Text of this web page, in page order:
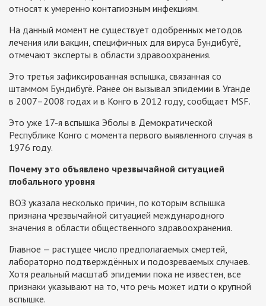
относят к умеренно контагиозным инфекциям.
На данный момент не существует одобренных методов
лечения или вакцин, специфичных для вируса Бундибугё,
отмечают эксперты в области здравоохранения.
Это третья зафиксированная вспышка, связанная со
штаммом Бундибугё. Ранее он вызывал эпидемии в Уганде
в 2007–2008 годах и в Конго в 2012 году, сообщает MSF.
Это уже 17-я вспышка Эболы в Демократической
Республике Конго с момента первого выявленного случая в
1976 году.
Почему это объявлено чрезвычайной ситуацией
глобального уровня
ВОЗ указала несколько причин, по которым вспышка
признана чрезвычайной ситуацией международного
значения в области общественного здравоохранения.
Главное — растущее число предполагаемых смертей,
лабораторно подтверждённых и подозреваемых случаев.
Хотя реальный масштаб эпидемии пока не известен, все
признаки указывают на то, что речь может идти о крупной
вспышке.